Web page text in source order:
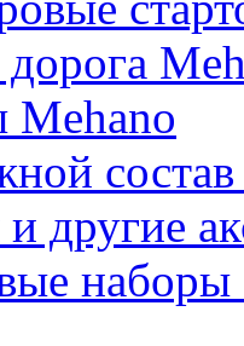
Mehano
другие